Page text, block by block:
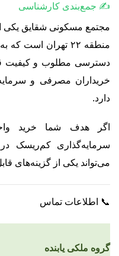
✍️ جمع‌بندی کارشناسی
مجتمع مسکونی شقایق یکی
منطقه ۲۲ تهران
دسترسی مطلوب و کیفیت
خریداران مصرفی و
دارد.
اگر هدف شما خرید
می‌تواند یکی از گزینه‌های
📞 اطلاعات تماس
گروه ملکی یابنده